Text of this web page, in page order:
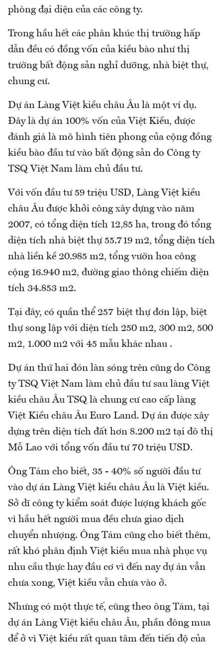
phòng đại diện của các công ty.
Trong hầu hết các phân khúc thị trường hấp
dẫn đều có đồng vốn của kiều bào như thị
trường bất động sản nghỉ dưỡng, nhà biệt thự,
chung cư.
Dự án Làng Việt kiều châu Âu là một ví dụ.
Đây là dự án 100% vốn của Việt Kiều, được
đánh giá là mô hình tiên phong của cộng đồng
kiều bào đầu tư vào bất động sản do Công ty
TSQ Việt Nam làm chủ đầu tư.
Với vốn đầu tư 59 triệu USD, Làng Việt kiều
châu Âu được khởi công xây dựng vào năm
2007, có tổng diện tích 12,85 ha, trong đó tổng
diện tích nhà biệt thự 55.719 m2, tổng diện tích
nhà liền kề 20.985 m2, tổng vườn hoa công
cộng 16.940 m2, đường giao thông chiếm diện
tích 34.853 m2.
Tại đây, có quần thể 257 biệt thự đơn lập, biệt
thự song lập với diện tích 250 m2, 300 m2, 500
m2, 1.000 m2 với 45 mẫu khác nhau .
Dự án thứ hai đón làn sóng trên cũng do Công
ty TSQ Việt Nam làm chủ đầu tư sau làng Việt
kiều châu Âu TSQ là chung cư cao cấp làng
Việt Kiều châu Âu Euro Land. Dự án được xây
dựng trên diện tích đất hơn 8.200 m2 tại đô thị
Mỗ Lao với tổng vốn đầu tư 70 triệu USD.
Ông Tám cho biết, 35 - 40% số người đầu tư
vào dự án Làng Việt kiều châu Âu là Việt kiều.
Sở dĩ công ty kiểm soát được lượng khách gốc
vì hầu hết người mua đều chưa giao dịch
chuyển nhượng. Ông Tám cũng cho biết thêm,
rất khó phân định Việt kiều mua nhà phục vụ
nhu cầu thực hay đầu cơ vì đến nay dự án vẫn
chưa xong, Việt kiều vẫn chưa vào ở.
Nhưng có một thực tế, cũng theo ông Tám, tại
dự án Làng Việt kiều châu Âu, phần đông mua
để ở vì Việt kiều rất quan tâm đến tiến độ của